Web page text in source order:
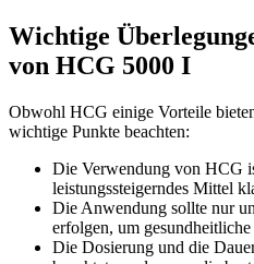
Wichtige
von HCG 5000 I
Obwohl HCG einige Vorteile
wichtige Punkte beachten:
Die Verwendung von HCG
leistungssteigerndes Mittel
Die Anwendung sollte nur
erfolgen, um
Die Dosierung und die